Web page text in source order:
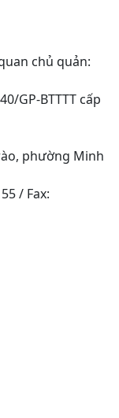
chủ quản:
GP-BTTTT cấp
phường Minh
/ Fax: